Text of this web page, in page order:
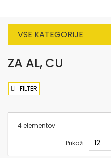
VSE KATEGORIJE
ZA AL, CU
4elementov
Prikaži
FILTER